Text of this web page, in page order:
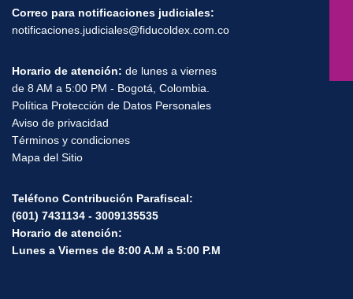
Correo para notificaciones judiciales:
notificaciones.judiciales@fiducoldex.com.co
Horario de atención: de lunes a viernes
de 8 AM a 5:00 PM - Bogotá, Colombia.
Política Protección de Datos Personales
Aviso de privacidad
Términos y condiciones
Mapa del Sitio
Teléfono Contribución Parafiscal:
(601) 7431134 - 3009135535
Horario de atención:
Lunes a Viernes de 8:00 A.M a 5:00 P.M